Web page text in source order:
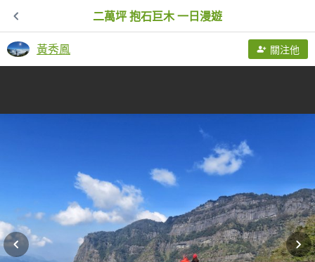
二萬坪 抱石巨木 一日漫遊
黃秀鳳 關注他